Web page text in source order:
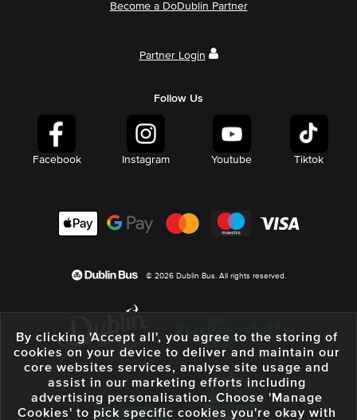
Become a DoDublin Partner
Partner Login
Follow Us
Facebook Instagram Youtube Tiktok
© 2026 Dublin Bus. All rights reserved.
By clicking 'Accept all', you agree to the storing of
cookies on your device to deliver and maintain our
core websites services, analyse site usage and
assist in our marketing efforts including
advertising personalisation. Choose 'Manage
Cookies' to pick specific cookies you're okay with